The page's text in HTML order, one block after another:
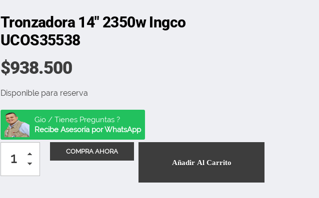
Tronzadora 14″ 2350w Ingco
UCOS35538
$938.500
Disponible para reserva
Gio / Tienes Preguntas ?
Recibe Asesoría por WhatsApp
Añadir Al Carrito